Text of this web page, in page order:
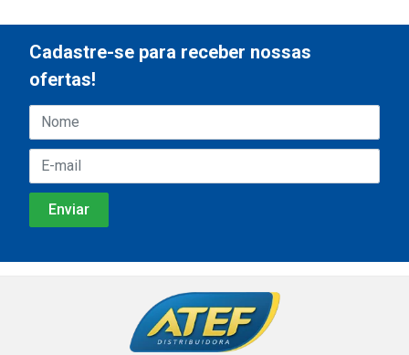
Cadastre-se para receber nossas
ofertas!